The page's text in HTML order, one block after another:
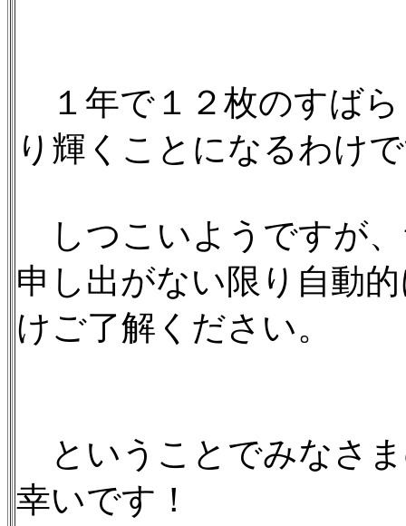
１年で１２枚のすばら
り輝くことになるわけ
しつこいようですが
申し出がない限り自動
けご了解ください。
ということでみなさ
幸いです！